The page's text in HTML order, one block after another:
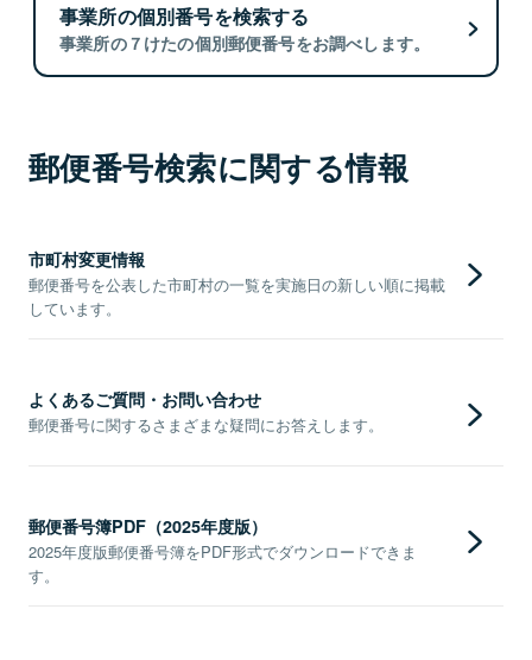
事業所の個別番号を検索する
事業所の７けたの個別郵便番号をお調べします。
郵便番号検索に関する情報
市町村変更情報
郵便番号を公表した市町村の一覧を実施日の新しい順に掲載
しています。
よくあるご質問・お問い合わせ
郵便番号に関するさまざまな疑問にお答えします。
郵便番号簿PDF（2025年度版）
2025年度版郵便番号簿をPDF形式でダウンロードできま
す。